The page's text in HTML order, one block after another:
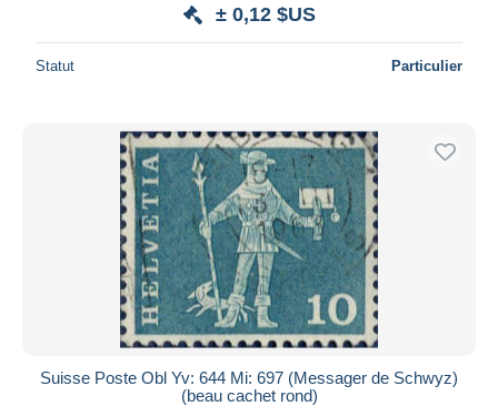
± 0,12 $US
Statut Particulier
Suisse Poste Obl Yv: 644 Mi: 697 (Messager de Schwyz)
(beau cachet rond)